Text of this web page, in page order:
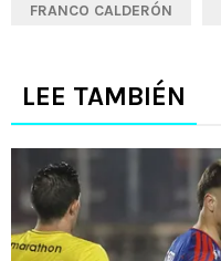
FRANCO CALDERÓN
LEE TAMBIÉN